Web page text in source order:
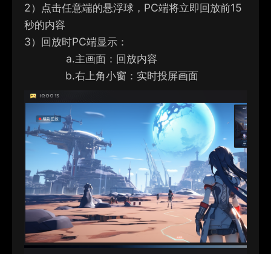
2）
点击任意端的悬浮球，PC端将立即回放前15
秒的内容
3） 回放时PC端显示：
a.主画面：回放内容
b.右上角小窗：实时投屏画面